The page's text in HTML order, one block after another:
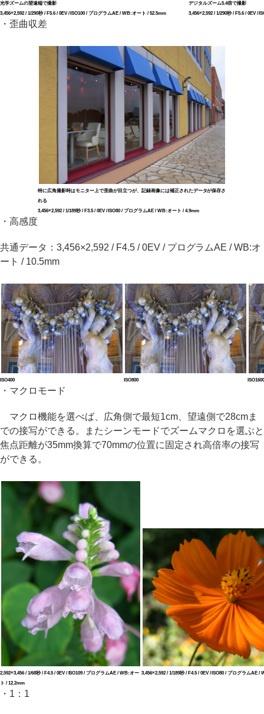
光学ズームの望遠端で撮影
3,456×2,592 / 1/290秒 / F5.6 / 0EV / ISO100 / プログラムAE / WB:オート / 52.5mm
デジタルズーム5.4倍で撮影
3,456×2,592 / 1/290秒 / F5.6 / 0EV /
・歪曲収差
特に広角撮影時はモニター上で歪曲が目立つが、記録画像には補正されたデータが保存さ
れる
3,456×2,592 / 1/189秒 / F3.5 / 0EV / ISO80 / プログラムAE / WB:オート / 4.9mm
・高感度
共通データ：3,456×2,592 / F4.5 / 0EV / プログラムAE / WB:オ
ート / 10.5mm
ISO400 ISO800 ISO1600
・マクロモード
マクロ機能を選べば、広角側で最短1cm、望遠側で28cmま
での接写ができる。またシーンモードでズームマクロを選ぶと
焦点距離が35mm換算で70mmの位置に固定され高倍率の接写
ができる。
2,592×3,456 / 1/68秒 / F4.5 / 0EV / ISO109 / プログラムAE / WB:オー
ト / 12.2mm
3,456×2,592 / 1/189秒 / F4.5 / 0EV / ISO80 / プログラムAE /
・1：1